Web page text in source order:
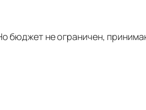
бюджет не ограничен,